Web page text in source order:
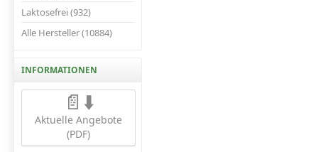
Laktosefrei (932)
Alle Hersteller (10884)
INFORMATIONEN
📄⬇️
Aktuelle Angebote
(PDF)